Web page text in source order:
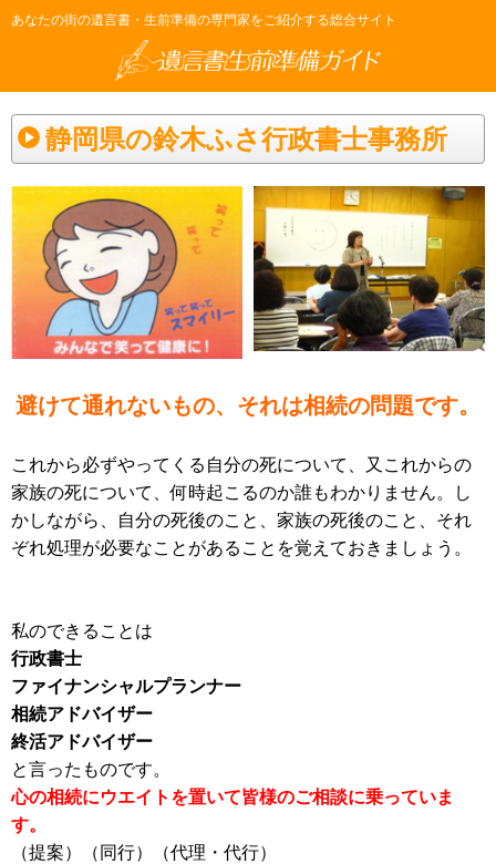
あなたの街の遺言書・生前準備の専門家をご紹介する総合サイト
静岡県の鈴木ふさ行政書士事務所
避けて通れないもの、それは相続の問題です。
これから必ずやってくる自分の死について、又これからの
家族の死について、何時起こるのか誰もわかりません。し
かしながら、自分の死後のこと、家族の死後のこと、それ
ぞれ処理が必要なことがあることを覚えておきましょう。
私のできることは
行政書士
ファイナンシャルプランナー
相続アドバイザー
終活アドバイザー
と言ったものです。
心の相続にウエイトを置いて皆様のご相談に乗っていま
す。
（提案）（同行）（代理・代行）